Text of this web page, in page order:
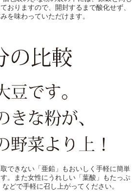
おりますので、開封するまで酸化せず、
を味わっていただけます。
できない「亜鉛」もおいしく手軽に簡単
。また女性にうれしい「葉酸」もたっぷ
どで手軽に召し上がってください。